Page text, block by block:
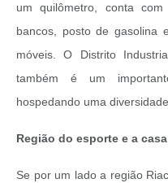
um quilômetro, conta com
bancos, posto de gasolina
móveis. O Distrito
também é um
hospedando uma
Região do esporte e a
Se por um lado a região